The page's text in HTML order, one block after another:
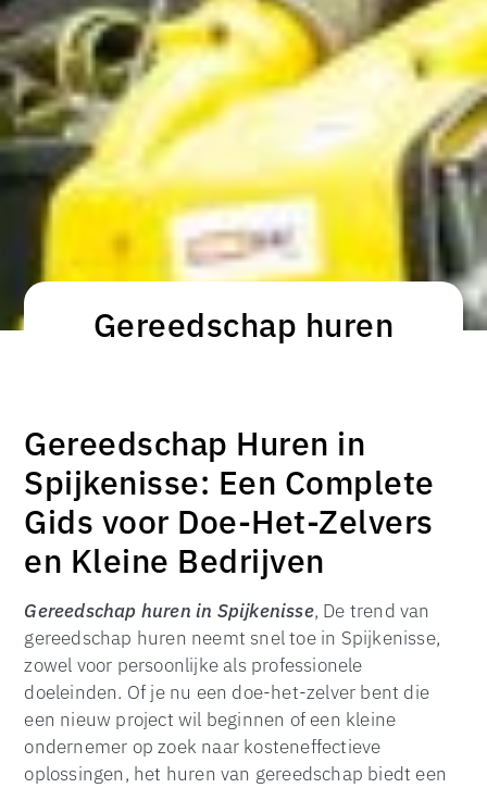
Gereedschap huren
Gereedschap Huren in
Spijkenisse: Een Complete
Gids voor Doe-Het-Zelvers
en Kleine Bedrijven
Gereedschap huren in Spijkenisse, De trend van
gereedschap huren neemt snel toe in Spijkenisse,
zowel voor persoonlijke als professionele
doeleinden. Of je nu een doe-het-zelver bent die
een nieuw project wil beginnen of een kleine
ondernemer op zoek naar kosteneffectieve
oplossingen, het huren van gereedschap biedt een